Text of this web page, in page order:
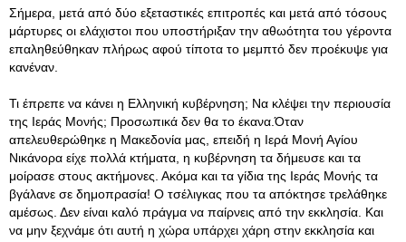
Σήμερα, μετά από δύο εξεταστικές επιτροπές και μετά από τόσους
μάρτυρες οι ελάχιστοι που υποστήριξαν την αθωότητα του γέροντα
επαληθεύθηκαν πλήρως αφού τίποτα το μεμπτό δεν προέκυψε για
κανέναν.
Τι έπρεπε να κάνει η Ελληνική κυβέρνηση; Να κλέψει την περιουσία
της Ιεράς Μονής; Προσωπικά δεν θα το έκανα.Όταν
απελευθερώθηκε η Μακεδονία μας, επειδή η Ιερά Μονή Αγίου
Νικάνορα είχε πολλά κτήματα, η κυβέρνηση τα δήμευσε και τα
μοίρασε στους ακτήμονες. Ακόμα και τα γίδια της Ιεράς Μονής τα
βγάλανε σε δημοπρασία! Ο τσέλιγκας που τα απόκτησε τρελάθηκε
αμέσως. Δεν είναι καλό πράγμα να παίρνεις από την εκκλησία. Και
να μην ξεχνάμε ότι αυτή η χώρα υπάρχει χάρη στην εκκλησία και